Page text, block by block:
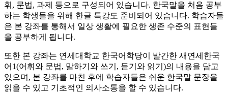
휘, 문법, 과제 등으로 구성되어 있습니다. 한국말을 처음 공부
하는 학생들을 위해 한글 특강도 준비되어 있습니다. 학습자들
은 본 강좌를 통해서 일상 생활에 필요한 생존 수준의 표현들
을 공부하게 됩니다.
또한 본 강좌는 연세대학교 한국어학당이 발간한 새연세한국
어1(어휘와 문법, 말하기와 쓰기, 듣기와 읽기)의 내용을 담고
있으며, 본 강좌를 마친 후에 학습자들은 쉬운 한국말 문장을
읽을 수 있고 기초적인 의사소통을 할 수 있습니다.